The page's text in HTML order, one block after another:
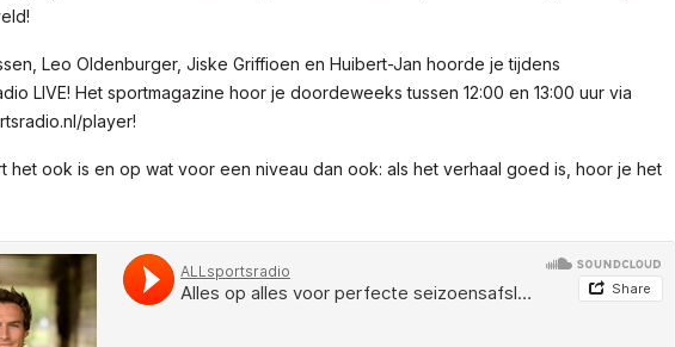
Leo Oldenburger, Jiske Griffioen en Huibert-Jan hoorde je tijdens
LIVE! Het sportmagazine hoor je doordeweeks tussen 12:00 en 13:00 uur via
player!
het ook is en op wat voor een niveau dan ook: als het verhaal goed is, hoor je het